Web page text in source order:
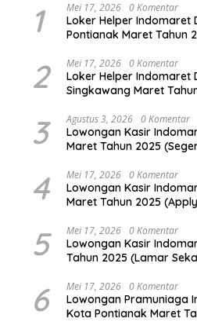
1 Mei 17, 2026 0 Komentar
Loker Helper Indomaret
Pontianak Maret Tahun
2 Mei 17, 2026 0 Komentar
Loker Helper Indomaret
Singkawang Maret
3 Agustus 3, 2026 0 Komentar
Lowongan Kasir
Maret Tahun 2025
4 Mei 17, 2026 0 Komentar
Lowongan Kasir
Maret Tahun 2025
5 Mei 17, 2026 0 Komentar
Lowongan Kasir
Tahun 2025 (Lamar
6 Mei 17, 2026 0 Komentar
Lowongan Pramuniaga
Kota Pontianak Maret